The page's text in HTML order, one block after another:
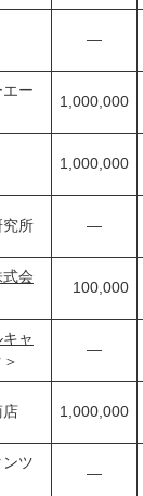
―
ー
1,000,000
1,000,000
究所 ―
会
100,000
ャ
―
店 1,000,000
ツ
―